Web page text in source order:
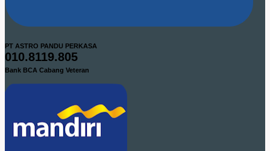
PT ASTRO PANDU PERKASA
010.8119.805
Bank BCA Cabang Veteran